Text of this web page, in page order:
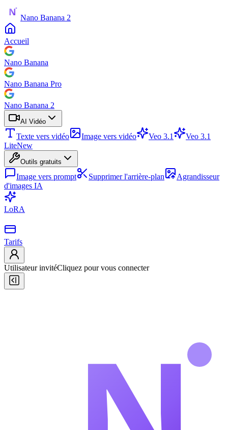
Nano Banana 2
Accueil
Nano Banana
Nano Banana Pro
Nano Banana 2
AI Vidéo
Texte vers vidéo Image vers vidéo Veo 3.1
Veo 3.1
LiteNew
Outils gratuits
Image vers prompt Supprimer l'arrière-plan
Agrandisseur
d'images IA
LoRA
Tarifs
Utilisateur invitéCliquez pour vous connecter